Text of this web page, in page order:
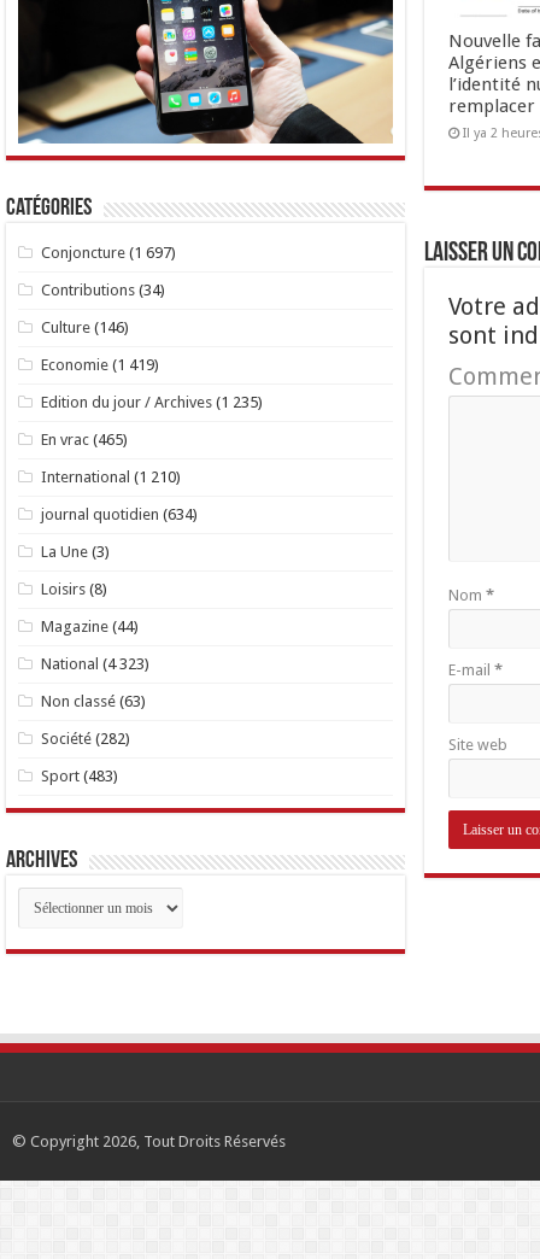
Nouvelle
Algériens
l’identité
remplacer
Il ya 2
Laisser un
Votre
sont
Nom *
E-mail *
Site web
Catégories
Conjoncture (1 697)
Contributions (34)
Culture (146)
Economie (1 419)
Edition du jour / Archives (1 235)
En vrac (465)
International (1 210)
journal quotidien (634)
La Une (3)
Loisirs (8)
Magazine (44)
National (4 323)
Non classé (63)
Société (282)
Sport (483)
Archives
Archives
© Copyright 2026, Tout Droits Réservés